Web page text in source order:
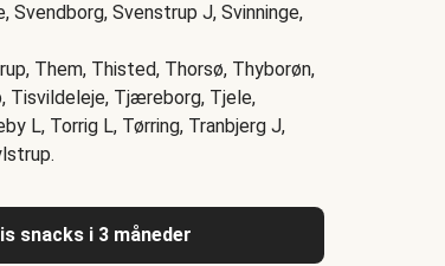
Svendborg, Svenstrup J, Svinninge,
Them, Thisted, Thorsø, Thyborøn,
Tisvildeleje, Tjæreborg, Tjele,
L, Torrig L, Tørring, Tranbjerg J,
snacks i 3 måneder